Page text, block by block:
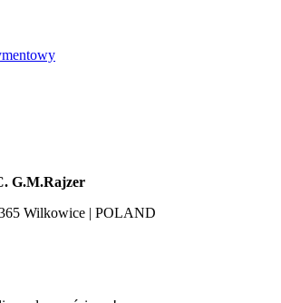
G.M.Rajzer
Wilkowice | POLAND